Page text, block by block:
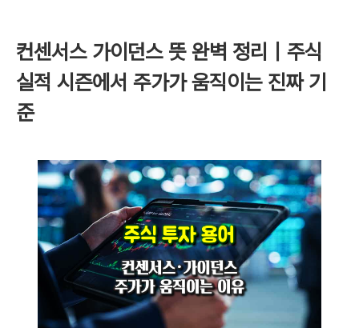
컨센서스 가이던스 뜻 완벽 정리｜주식
실적 시즌에서 주가가 움직이는 진짜 기
준